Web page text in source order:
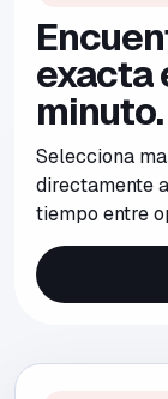
exacta
minuto.
Selecciona
directamente
tiempo entre